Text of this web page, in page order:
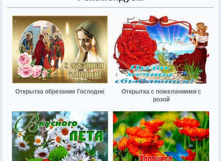
Открытка обрезание Господне
Открытка с пожеланиями с
розой